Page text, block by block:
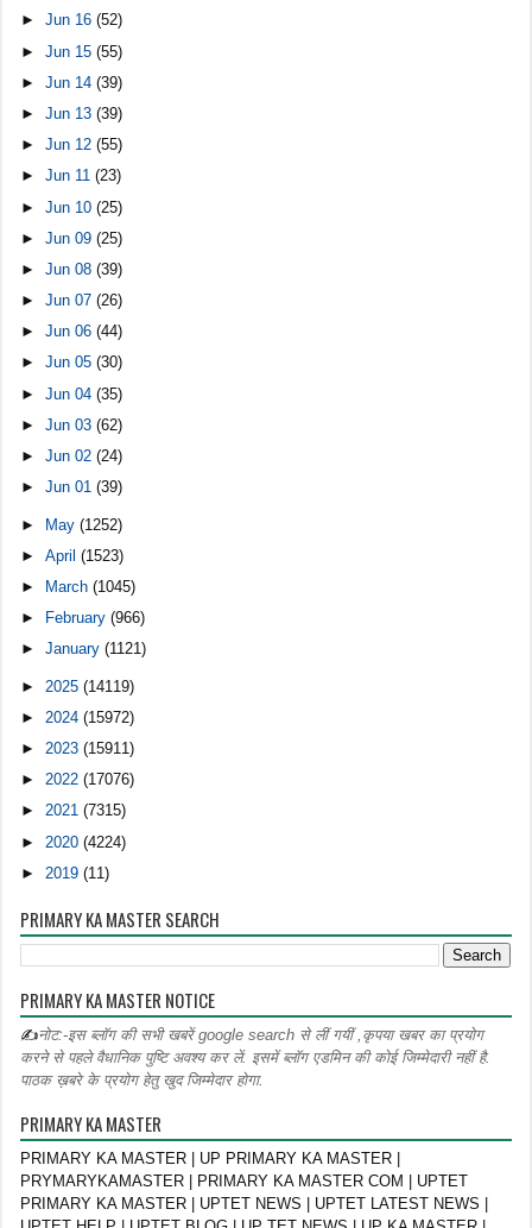
►Jun 16(52)
►Jun 15(55)
►Jun 14(39)
►Jun 13(39)
►Jun 12(55)
►Jun 11(23)
►Jun 10(25)
►Jun 09(25)
►Jun 08(39)
►Jun 07(26)
►Jun 06(44)
►Jun 05(30)
►Jun 04(35)
►Jun 03(62)
►Jun 02(24)
►Jun 01(39)
► May(1252)
►April(1523)
►
March(1045)
►
February(966)
►January(1121)
► 2025(14119)
► 2024(15972)
►2023(15911)
►2022(17076)
►2021(7315)
► 2020(4224)
► 2019(11)
PRIMARY KA MASTER SEARCH
PRIMARY KA MASTER NOTICE
✍नोट:-इस ब्लॉग की सभी खबरें google search से लीं गयीं ,कृपया खबर का प्रयोग
करने से पहले वैधानिक पुष्टि अवश्य कर लें. इसमें ब्लॉग एडमिन की कोई जिम्मेदारी नहीं है.
पाठक ख़बरे के प्रयोग हेतु खुद जिम्मेदार होगा.
PRIMARY KA MASTER
PRIMARY KA MASTER | UP PRIMARY KA MASTER |
PRYMARYKAMASTER | PRIMARY KA MASTER COM | UPTET
PRIMARY KA MASTER | UPTET NEWS | UPTET LATEST NEWS |